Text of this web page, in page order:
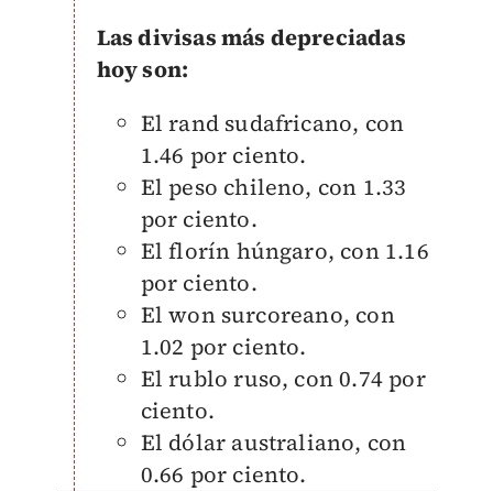
Las divisas más depreciadas
hoy son:
El rand sudafricano, con
1.46 por ciento.
El peso chileno, con 1.33
por ciento.
El florín húngaro, con 1.16
por ciento.
El won surcoreano, con
1.02 por ciento.
El rublo ruso, con 0.74 por
ciento.
El dólar australiano, con
0.66 por ciento.